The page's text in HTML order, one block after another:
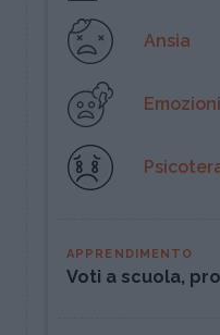
Ansia
Emozioni
APPRENDIMENTO
Voti a scuola,